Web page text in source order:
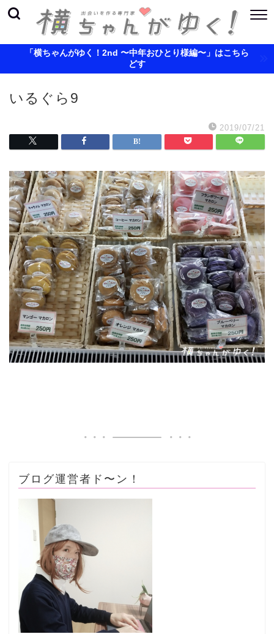
「横ちゃんがゆく！2nd 〜中年おひとり様編〜」はこちら
どす
いるぐら9
2019/07/21
ブログ運営者ド〜ン！